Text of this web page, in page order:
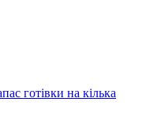
готівки на кілька